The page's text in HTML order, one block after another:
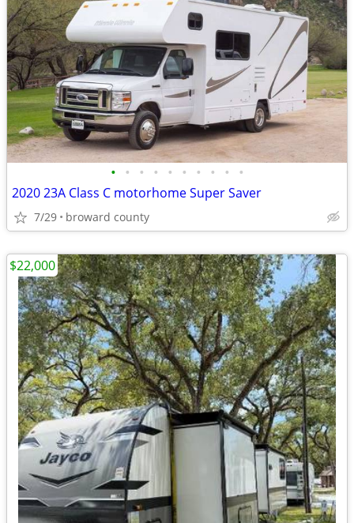
• • • • • • • • • •
2020 23A Class C motorhome Super Saver
7/29 broward county
$22,000